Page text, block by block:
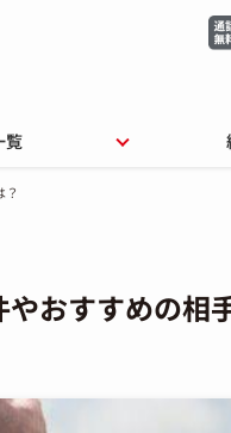
覧
おすすめの相